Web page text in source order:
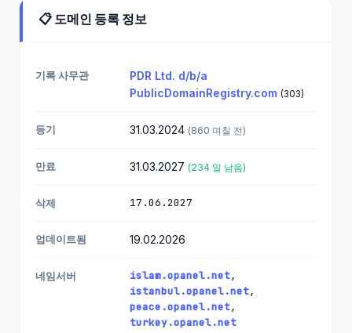
📋 도메인 등록 정보
기록 사무관
PDR Ltd. d/b/a
PublicDomainRegistry.com (303)
등기 31.03.2024 (860 며칠 전)
만료 31.03.2027 (234 일 남음)
삭제 17.06.2027
업데이트됨 19.02.2026
네임서버 islam.opanel.net,
istanbul.opanel.net,
peace.opanel.net,
turkey.opanel.net